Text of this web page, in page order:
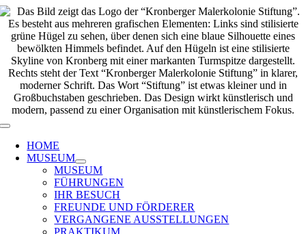
Zum
Inhalt
springen
Toggle
Navigation
HOME
MUSEUM
MUSEUM
FÜHRUNGEN
IHR BESUCH
FREUNDE UND FÖRDERER
VERGANGENE AUSSTELLUNGEN
PRAKTIKUM